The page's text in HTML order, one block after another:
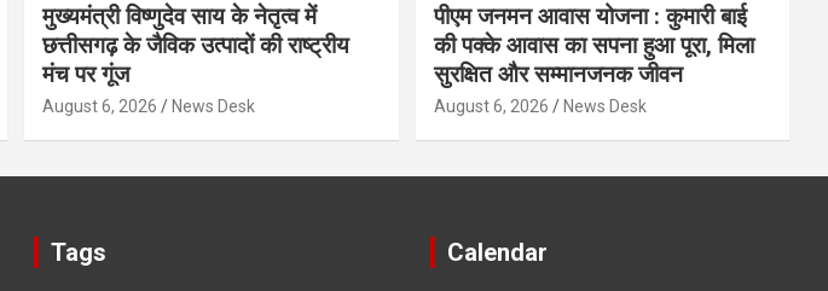
मुख्यमंत्री विष्णुदेव साय के नेतृत्व में
छत्तीसगढ़ के जैविक उत्पादों की राष्ट्रीय
मंच पर गूंज
August 6, 2026 News Desk
पीएम जनमन आवास योजना : कुमारी बाई
की पक्के आवास का सपना हुआ पूरा, मिला
सुरक्षित और सम्मानजनक जीवन
August 6, 2026 News Desk
Tags Calendar